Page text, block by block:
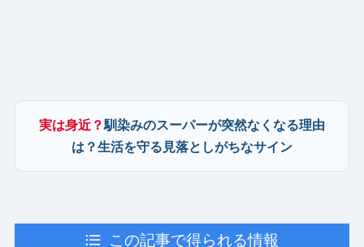
実は身近？馴染みのスーパーが突然なくなる理由
は？生活を守る見落としがちなサイン
この記事で得られる情報